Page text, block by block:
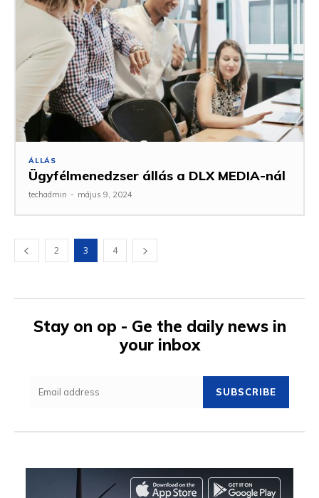
ÁLLÁS
Ügyfélmenedzser állás a DLX MEDIA-nál
techadmin - május 9, 2024
2 3 4
Stay on op - Ge the daily news in
your inbox
SUBSCRIBE